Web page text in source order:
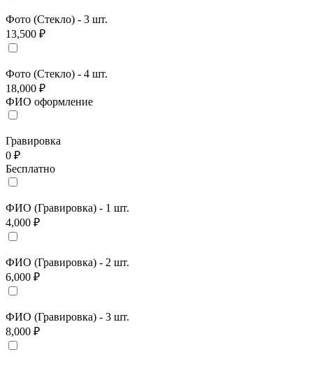
Фото (Стекло) - 3 шт.
13,500 ₽
Фото (Стекло) - 4 шт.
18,000 ₽
ФИО оформление
Гравировка
0 ₽
Бесплатно
ФИО (Гравировка) - 1 шт.
4,000 ₽
ФИО (Гравировка) - 2 шт.
6,000 ₽
ФИО (Гравировка) - 3 шт.
8,000 ₽